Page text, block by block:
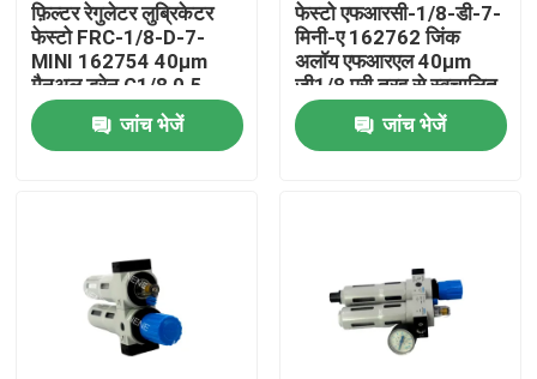
उत्पाद
फ़िल्टर रेगुलेटर लुब्रिकेटर
फेस्टो FRC-1/8-D-7-
MINI 162754 40µm
मैनुअल ड्रेन G1/8 0.5-
7bar 800L/min गेज के
साथ डाई कास्ट जिंक
जांच भेजें
फेस्टो एफआरसी-1/8-डी-7-
मिनी-ए 162762 जिंक
अलॉय एफआरएल 40µm
जी1/8 पूरी तरह से स्वचालित
ड्रेन 0.5-7बार प्रेशर गेज के
साथ
जांच भेजें